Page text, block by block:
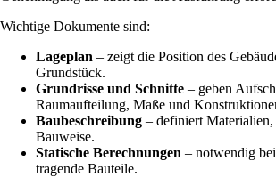
Wichtige Dokumente sind:
Lageplan – zeigt die Position des
Grundstück.
Grundrisse und Schnitte – geben
Raumaufteilung, Maße und
Baubeschreibung – definiert Materialien,
Bauweise.
Statische Berechnungen – notwendig
tragende Bauteile.